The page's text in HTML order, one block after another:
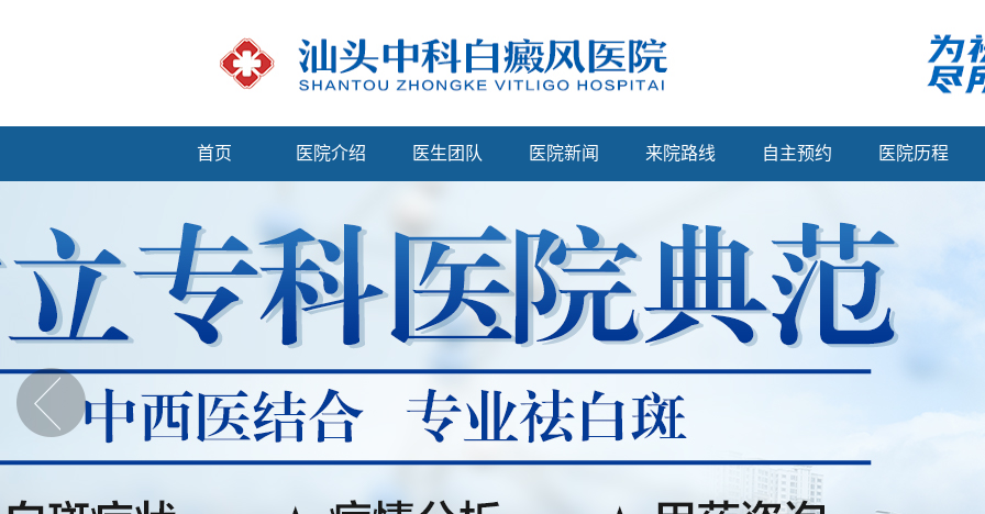
首页 医院介绍 医生团队 医院新闻 来院路线 自主预约 医院历程